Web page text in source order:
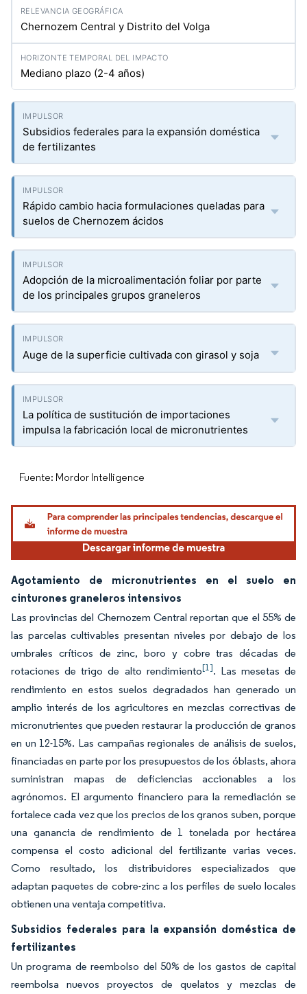
Chernozem Central y Distrito del Volga
Mediano plazo (2-4 años)
Subsidios federales para la expansión doméstica
de fertilizantes
Rápido cambio hacia formulaciones queladas para
suelos de Chernozem ácidos
Adopción de la microalimentación foliar por parte
de los principales grupos graneleros
Auge de la superficie cultivada con girasol y soja
La política de sustitución de importaciones
impulsa la fabricación local de micronutrientes
Fuente: Mordor Intelligence
Agotamiento de micronutrientes en el suelo en
cinturones graneleros intensivos
Las provincias del Chernozem Central reportan que el 55% de
las parcelas cultivables presentan niveles por debajo de los
umbrales críticos de zinc, boro y cobre tras décadas de
rotaciones de trigo de alto rendimiento[1]. Las mesetas de
rendimiento en estos suelos degradados han generado un
amplio interés de los agricultores en mezclas correctivas de
micronutrientes que pueden restaurar la producción de granos
en un 12-15%. Las campañas regionales de análisis de suelos,
financiadas en parte por los presupuestos de los óblasts, ahora
suministran mapas de deficiencias accionables a los
agrónomos. El argumento financiero para la remediación se
fortalece cada vez que los precios de los granos suben, porque
una ganancia de rendimiento de 1 tonelada por hectárea
compensa el costo adicional del fertilizante varias veces.
Como resultado, los distribuidores especializados que
adaptan paquetes de cobre-zinc a los perfiles de suelo locales
obtienen una ventaja competitiva.
Subsidios federales para la expansión doméstica de
fertilizantes
Un programa de reembolso del 50% de los gastos de capital
reembolsa nuevos proyectos de quelatos y mezclas de